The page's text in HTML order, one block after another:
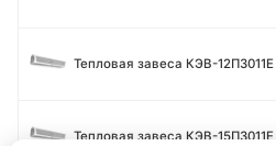
Тепловая завеса КЭВ-12П3011E
Тепловая завеса КЭВ-15П3011E